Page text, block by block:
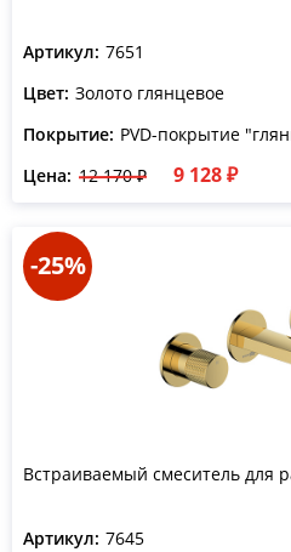
Артикул: 7651
Цвет: Золото глянцевое
Покрытие: PVD-покрытие
Цена: 12 170 ₽ 9 128 ₽
-25%
Встраиваемый смеситель для
Артикул: 7645